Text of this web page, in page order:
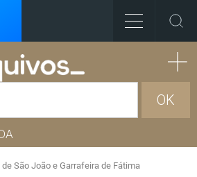
OK
de São João e Garrafeira de Fátima